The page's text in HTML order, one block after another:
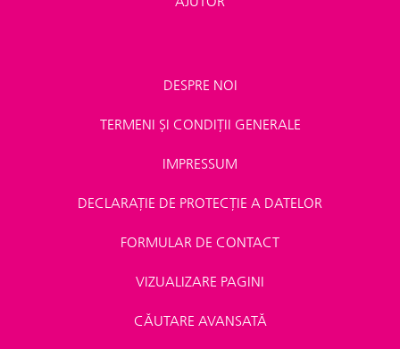
DESPRE NOI
TERMENI ȘI CONDIȚII GENERALE
IMPRESSUM
DECLARAȚIE DE PROTECȚIE A DATELOR
FORMULAR DE CONTACT
VIZUALIZARE PAGINI
CĂUTARE AVANSATĂ